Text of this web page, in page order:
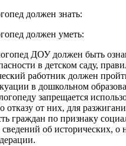
должен знать:
должен уметь:
ДОУ должен быть
в детском саду,
работник должен
в дошкольном
запрещается
отказу от них, для
граждан по признаку
об исторических,